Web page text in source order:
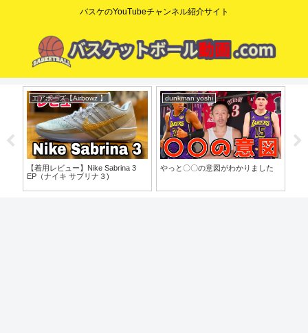
バスケのYouTubeチャンネル紹介サイト
エアボーズ【Airbowz 】
【着用レビュー】Nike Sabrina 3
EP（ナイキ サブリナ３)
dunkman yoshi
やっと〇〇の意図がわかりました